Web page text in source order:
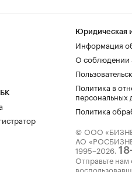
Юридическая
Информация
О соблюдении
Политика в
персональных
Политика
© ООО
АО
1995–2026.
Отправьте